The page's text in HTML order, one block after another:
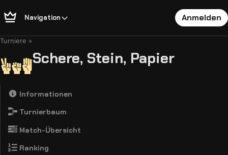
Navigation Anmelden
Turniere
Schere, Stein, Papier
Informationen
Turnierbaum
Match-Übersicht
Ranking